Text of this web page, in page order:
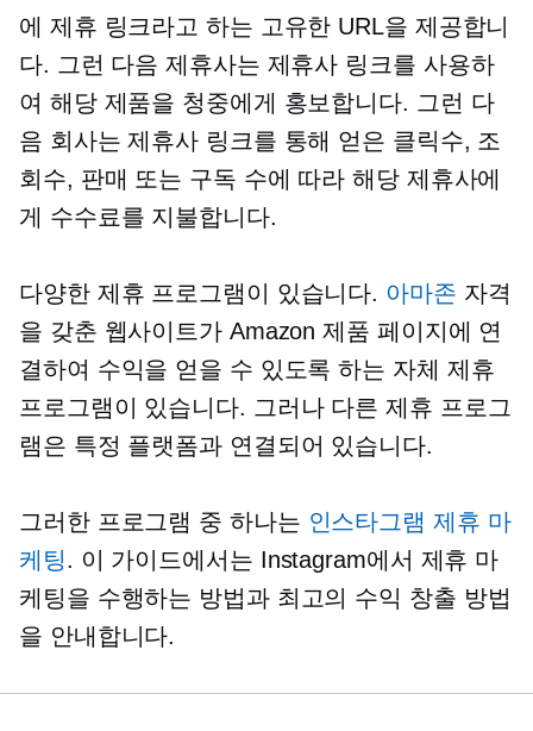
에 제휴 링크라고 하는 고유한 URL을 제공합니
다. 그런 다음 제휴사는 제휴사 링크를 사용하
여 해당 제품을 청중에게 홍보합니다. 그런 다
음 회사는 제휴사 링크를 통해 얻은 클릭수, 조
회수, 판매 또는 구독 수에 따라 해당 제휴사에
게 수수료를 지불합니다.
다양한 제휴 프로그램이 있습니다. 아마존 자격
을 갖춘 웹사이트가 Amazon 제품 페이지에 연
결하여 수익을 얻을 수 있도록 하는 자체 제휴
프로그램이 있습니다. 그러나 다른 제휴 프로그
램은 특정 플랫폼과 연결되어 있습니다.
그러한 프로그램 중 하나는 인스타그램 제휴 마
케팅. 이 가이드에서는 Instagram에서 제휴 마
케팅을 수행하는 방법과 최고의 수익 창출 방법
을 안내합니다.